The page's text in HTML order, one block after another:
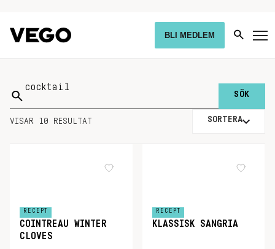
BLI MEDLEM
Sök
på:
VISAR 10 RESULTAT SORTERA
RECEPT
COINTREAU WINTER
CLOVES
RECEPT
KLASSISK SANGRIA